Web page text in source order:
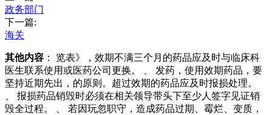
政务部门
下一篇:
海关
其他内容 ： 览表》，效期不满三个月的药品应及时与临床科
医生联系使用或医药公司更换。 、 发药，使用效期药品，要
坚持近期先出，的原则。超过效期的药品应及时报损处理。
、 报损药品销毁时必须在相关领导带头下至少人签字见证销
毁全过程。 、 若因玩忽职守，造成药品过期、霉烂、变质，